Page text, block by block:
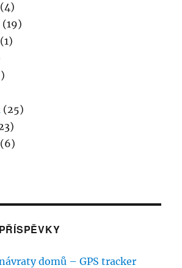
(19)
(1)
(25)
(6)
domů – GPS tracker